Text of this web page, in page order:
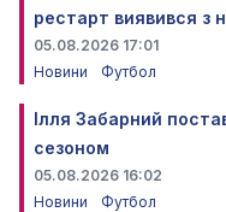
рестарт виявився з
05.08.2026 17:01
Новини
Футбол
Ілля Забарний
сезоном
05.08.2026 16:02
Новини
Футбол